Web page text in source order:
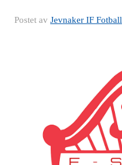
Postet av Jevnaker IF Fotball